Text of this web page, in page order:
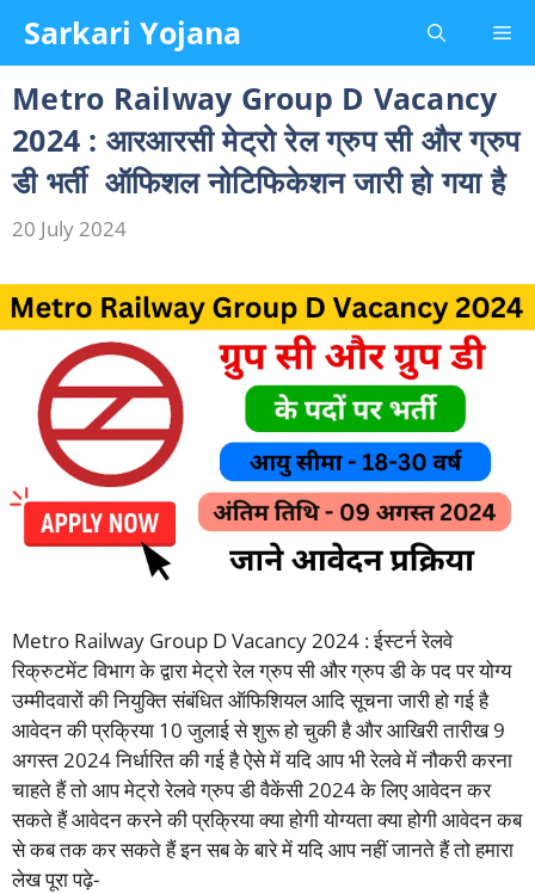
content
Sarkari Yojana
Metro Railway Group D Vacancy
2024 : आरआरसी मेट्रो रेल ग्रुप सी और ग्रुप
डी भर्ती ऑफिशल नोटिफिकेशन जारी हो गया है
20 July 2024
Metro Railway Group D Vacancy 2024 : ईस्टर्न रेलवे
रिक्रुटमेंट विभाग के द्वारा मेट्रो रेल ग्रुप सी और ग्रुप डी के पद पर योग्य
उम्मीदवारों की नियुक्ति संबंधित ऑफिशियल आदि सूचना जारी हो गई है
आवेदन की प्रक्रिया 10 जुलाई से शुरू हो चुकी है और आखिरी तारीख 9
अगस्त 2024 निर्धारित की गई है ऐसे में यदि आप भी रेलवे में नौकरी करना
चाहते हैं तो आप मेट्रो रेलवे ग्रुप डी वैकेंसी 2024 के लिए आवेदन कर
सकते हैं आवेदन करने की प्रक्रिया क्या होगी योग्यता क्या होगी आवेदन कब
से कब तक कर सकते हैं इन सब के बारे में यदि आप नहीं जानते हैं तो हमारा
लेख पूरा पढ़े-